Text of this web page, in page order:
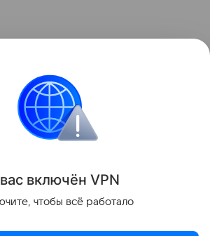
tests: a review // Hum Reprod. 1992
pubmed.ncbi.nlm.nih.gov/1639991/
Поделиться
включён VPN
чтобы всё работало